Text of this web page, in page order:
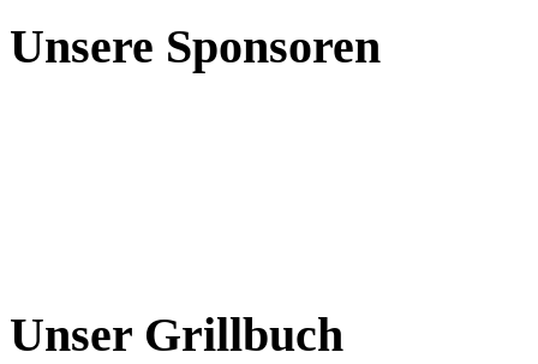
Unsere Sponsoren
Unser Grillbuch